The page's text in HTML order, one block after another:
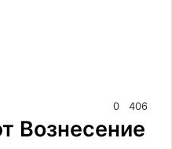
0 406
Вознесение